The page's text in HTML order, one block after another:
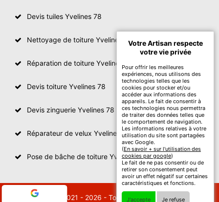
Devis tuiles Yvelines 78
Nettoyage de toiture Yvelines
Réparation de toiture Yvelines 78
Devis toiture Yvelines 78
Devis zinguerie Yvelines 78
Réparateur de velux Yvelines 78
Pose de bâche de toiture Yvelines 78
© 2021 - 2026 - Tout droit réservé
Votre Artisan respecte
votre vie privée
Pour offrir les meilleures
expériences, nous utilisons des
technologies telles que les
cookies pour stocker et/ou
accéder aux informations des
appareils. Le fait de consentir à
ces technologies nous permettra
de traiter des données telles que
le comportement de navigation.
Les informations relatives à votre
utilisation du site sont partagées
avec Google.
(En savoir + sur l'utilisation des
cookies par google)
Le fait de ne pas consentir ou de
retirer son consentement peut
avoir un effet négatif sur certaines
caractéristiques et fonctions.
J'accepte Je refuse